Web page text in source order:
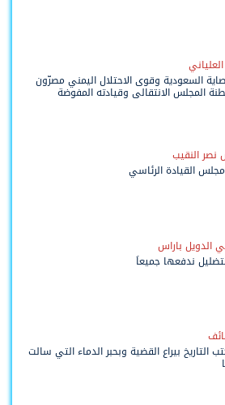
السعودية وقوى الاحتلال اليمني مصرّون
المجلس الانتقالي وقيادته المفوضة
النقيب
القيادة الرئاسي
الدويل باراس
ندفعها جميعاً
التاريخ بيراع القضية وبحبر الدماء التي سالت